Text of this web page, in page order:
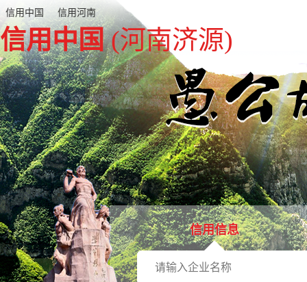
信用中国(河南济源)
信用中国 信用河南
信用信息